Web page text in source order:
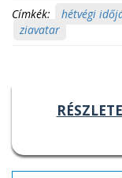
Címkék: hétvégi
ziavatar